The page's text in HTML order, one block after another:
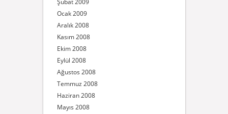
Şubat 2009
Ocak 2009
Aralık 2008
Kasım 2008
Ekim 2008
Eylül 2008
Ağustos 2008
Temmuz 2008
Haziran 2008
Mayıs 2008